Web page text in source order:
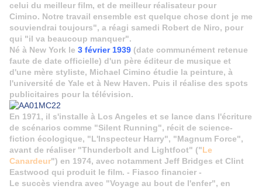
celui du meilleur film, et de meilleur réalisateur pour
Cimino. Notre travail ensemble est quelque chose dont je me
souviendrai toujours", a réagi samedi Robert de Niro, pour
qui "il va beaucoup manquer".
Né à New York le 3 février 1939 (date communément retenue
faute de date officielle) d'un père éditeur de musique et
d'une mère styliste, Michael Cimino étudie la peinture, à
l'université de Yale et à New Haven. Puis il réalise des spots
publicitaires pour la télévision.
En 1971, il s'installe à Los Angeles et se lance dans l'écriture
de scénarios comme "Silent Running", récit de science-
fiction écologique, "L'Inspecteur Harry", "Magnum Force",
avant de réaliser "Thunderbolt and Lightfoot" ("Le
Canardeur") en 1974, avec notamment Jeff Bridges et Clint
Eastwood qui produit le film. - Fiasco financier -
Le succès viendra avec "Voyage au bout de l'enfer", en